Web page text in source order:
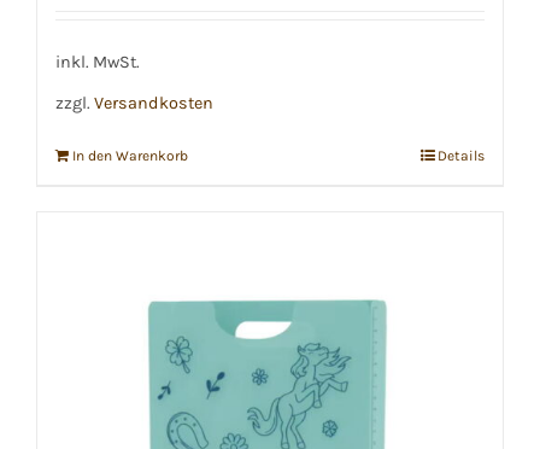
inkl. MwSt.
zzgl. Versandkosten
In den Warenkorb Details